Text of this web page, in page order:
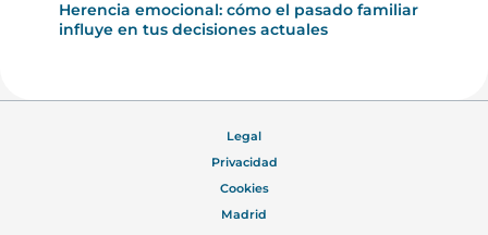
Herencia emocional: cómo el pasado familiar
influye en tus decisiones actuales
Legal
Privacidad
Cookies
Madrid